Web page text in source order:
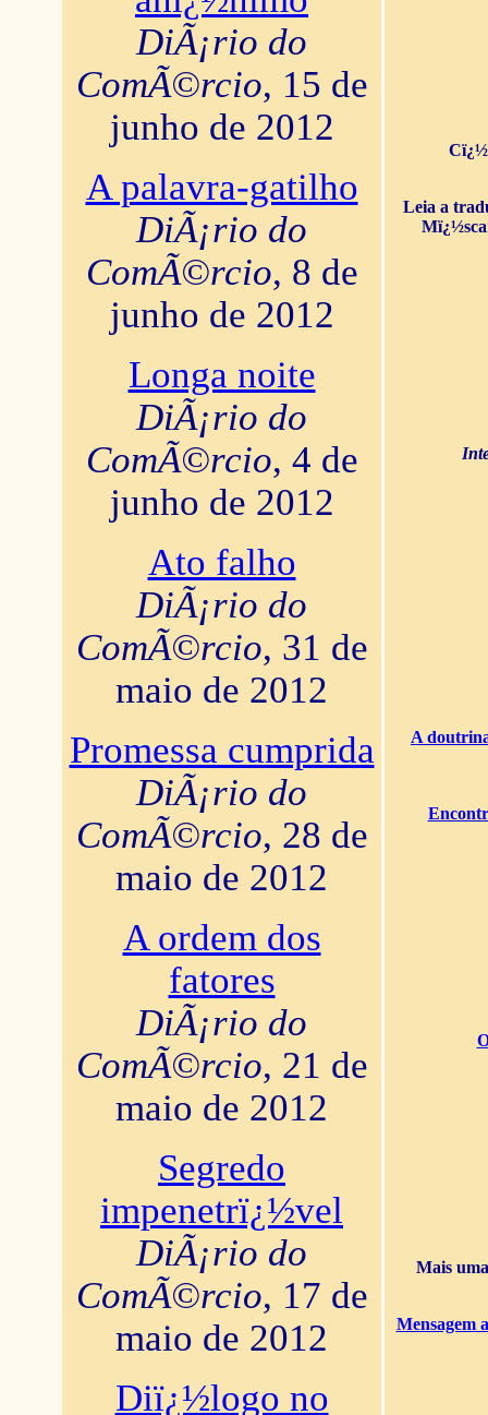
DiÃ¡rio do
ComÃ©rcio, 15 de
junho de 2012
A palavra-gatilho
DiÃ¡rio do
ComÃ©rcio, 8 de
junho de 2012
Longa noite
DiÃ¡rio do
ComÃ©rcio, 4 de
junho de 2012
Ato falho
DiÃ¡rio do
ComÃ©rcio, 31 de
maio de 2012
Promessa cumprida
DiÃ¡rio do
ComÃ©rcio, 28 de
maio de 2012
A ordem dos
fatores
DiÃ¡rio do
ComÃ©rcio, 21 de
maio de 2012
Segredo
impenetrï¿½vel
DiÃ¡rio do
ComÃ©rcio, 17 de
maio de 2012
Diï¿½logo no
Leia a
A
Mais
Mensagem